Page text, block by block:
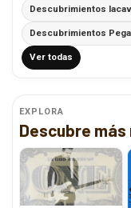
Descubrimientos
Descubrimientos
Ver todas
EXPLORA
Descubre más